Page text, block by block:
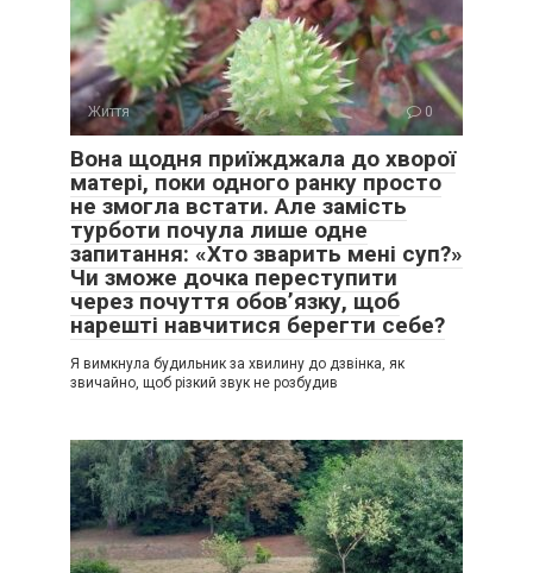
Життя 0
Вона щодня приїжджала до хворої
матері, поки одного ранку просто
не змогла встати. Але замість
турботи почула лише одне
запитання: «Хто зварить мені суп?»
Чи зможе дочка переступити
через почуття обов’язку, щоб
нарешті навчитися берегти себе?
Я вимкнула будильник за хвилину до дзвінка, як
звичайно, щоб різкий звук не розбудив